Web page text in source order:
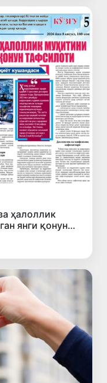
ҳалоллик
янги қонун